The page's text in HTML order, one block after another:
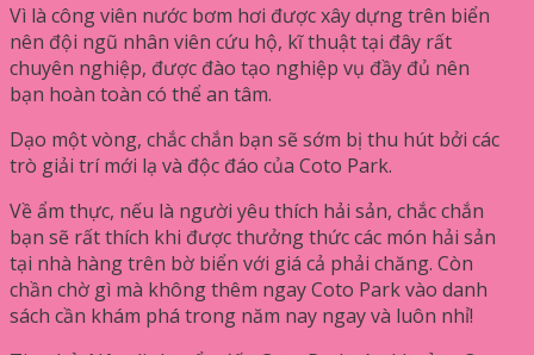
Vì là công viên nước bơm hơi được xây dựng trên biển
nên đội ngũ nhân viên cứu hộ, kĩ thuật tại đây rất
chuyên nghiệp, được đào tạo nghiệp vụ đầy đủ nên
bạn hoàn toàn có thể an tâm.
Dạo một vòng, chắc chắn bạn sẽ sớm bị thu hút bởi các
trò giải trí mới lạ và độc đáo của Coto Park.
Về ẩm thực, nếu là người yêu thích hải sản, chắc chắn
bạn sẽ rất thích khi được thưởng thức các món hải sản
tại nhà hàng trên bờ biển với giá cả phải chăng. Còn
chần chờ gì mà không thêm ngay Coto Park vào danh
sách cần khám phá trong năm nay ngay và luôn nhỉ!